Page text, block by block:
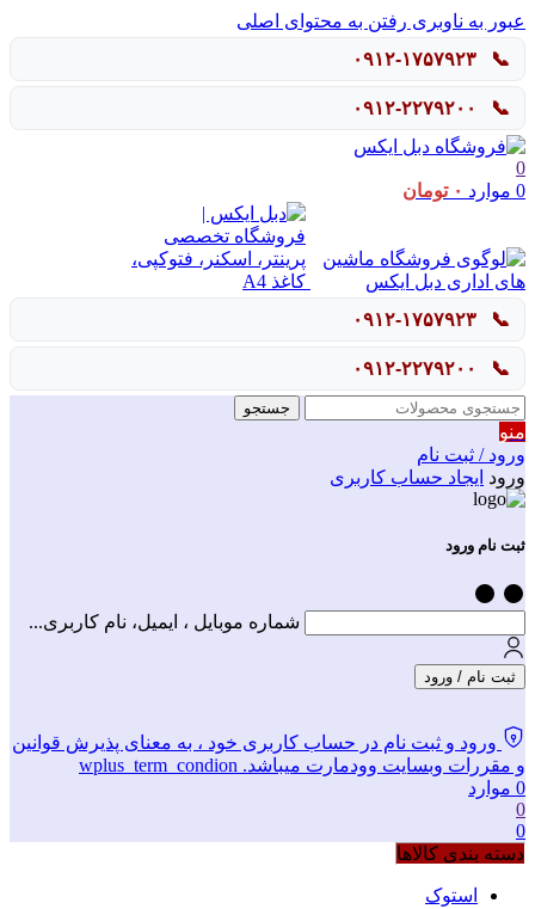
عبور به ناوبری رفتن به محتوای اصلی
📞
📞
0
0 موارد ۰ تومان
📞
📞
جستجو
منو
ورود / ثبت نام
ورود ایجاد حساب کاربری
ثبت نام ورود
شماره موبایل ، ایمیل، نام کاربری...
ثبت نام / ورود
ورود و ثبت نام در حساب کاربری خود ، به معنای پذیرش قوانین
و مقررات وبسایت وودمارت میباشد. wplus_term_condion
0 موارد
0
0
دسته بندی کالاها
استوک